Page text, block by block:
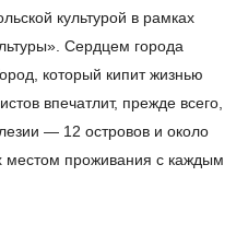
культурой в рамках
Сердцем города
который кипит жизнью
впечатлит, прежде всего,
— 12 островов и около
местом проживания с каждым